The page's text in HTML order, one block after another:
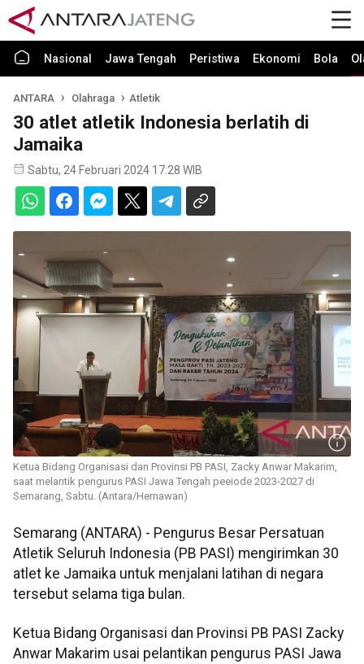
Nasional Jawa Tengah Peristiwa Ekonomi Bola
ANTARA Olahraga Atletik
30 atlet atletik Indonesia berlatih di
Jamaika
Sabtu, 24 Februari 2024 17:28 WIB
Ketua Bidang Organisasi dan Provinsi PB PASI, Zacky Anwar Makarim,
saat melantik pengurus PASI Jawa Tengah peeiode 2023-2027 di
Semarang, Sabtu. (Antara/Hernawan)
Semarang (ANTARA) - Pengurus Besar Persatuan
Atletik Seluruh Indonesia (PB PASI) mengirimkan 30
atlet ke Jamaika untuk menjalani latihan di negara
tersebut selama tiga bulan.
Ketua Bidang Organisasi dan Provinsi PB PASI Zacky
Anwar Makarim usai pelantikan pengurus PASI Jawa